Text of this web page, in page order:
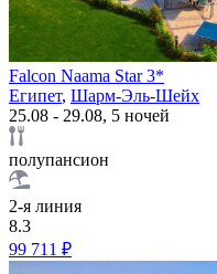
Falcon Naama Star 3*
Египет, Шарм-Эль-Шейх
25.08 - 29.08, 5 ночей
полупансион
2-я линия
8.3
99 711 ₽